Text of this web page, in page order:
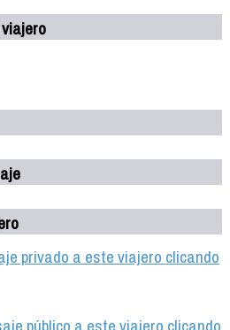
privado a este viajero clicando
público a este viajero clicando